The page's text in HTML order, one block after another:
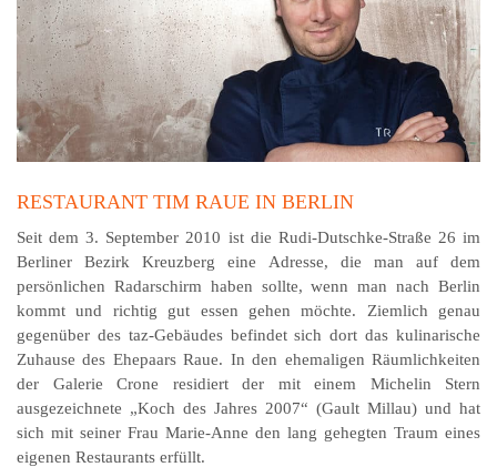
RESTAURANT TIM RAUE IN BERLIN
Seit dem 3. September 2010 ist die Rudi-Dutschke-Straße 26 im
Berliner Bezirk Kreuzberg eine Adresse, die man auf dem
persönlichen Radarschirm haben sollte, wenn man nach Berlin
kommt und richtig gut essen gehen möchte. Ziemlich genau
gegenüber des taz-Gebäudes befindet sich dort das kulinarische
Zuhause des Ehepaars Raue. In den ehemaligen Räumlichkeiten
der Galerie Crone residiert der mit einem Michelin Stern
ausgezeichnete „Koch des Jahres 2007“ (Gault Millau) und hat
sich mit seiner Frau Marie-Anne den lang gehegten Traum eines
eigenen Restaurants erfüllt.